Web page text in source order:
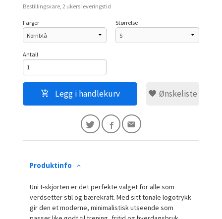
Bestillingsvare, 2 ukers leveringstid
Farger Størrelse
Antall
Legg i handlekurv Ønskeliste
Produktinfo
Uni t-skjorten er det perfekte valget for alle som
verdsetter stil og bærekraft. Med sitt tonale logotrykk
gir den et moderne, minimalistisk utseende som